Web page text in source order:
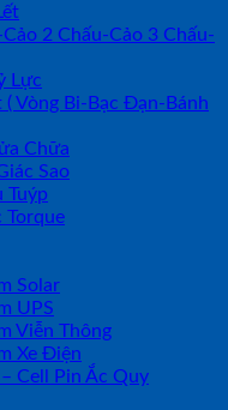
2 Chấu-Cảo 3 Chấu-
Lực
( Vòng Bi-Bạc Đạn-Bánh
Chữa
Sao
Tuýp
Torque
Solar
UPS
Viễn Thông
Xe Điện
Cell Pin Ắc Quy